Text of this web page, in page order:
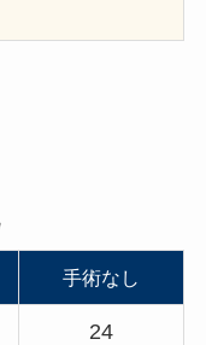
手術なし
24